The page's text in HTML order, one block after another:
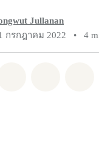
Jullanan
กรกฎาคม 2022
• 4